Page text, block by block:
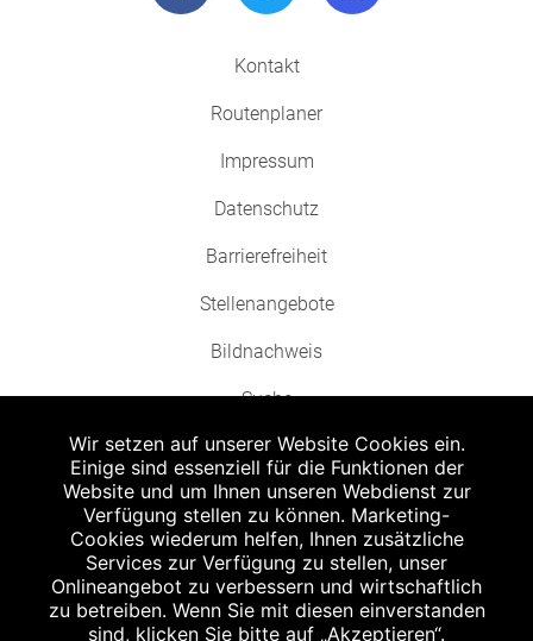
Kontakt
Routenplaner
Impressum
Datenschutz
Barrierefreiheit
Stellenangebote
Bildnachweis
Suche
Abgabe in haushaltsüblichen Mengen, solange der Vorrat reicht. Für Druck-
und Satzfehler keine Haftung.
Zu Risiken und Nebenwirkungen lesen Sie die Packungsbeilage und fragen
Sie Ihren Arzt oder Apotheker.
Angabe nach der deutschen Arzneimitteltaxe Apothekenerstattungspreis
Wir setzen auf unserer Website Cookies ein.
Einige sind essenziell für die Funktionen der
Website und um Ihnen unseren Webdienst zur
Verfügung stellen zu können. Marketing-
Cookies wiederum helfen, Ihnen zusätzliche
Services zur Verfügung zu stellen, unser
Onlineangebot zu verbessern und wirtschaftlich
zu betreiben. Wenn Sie mit diesen einverstanden
sind, klicken Sie bitte auf „Akzeptieren“.